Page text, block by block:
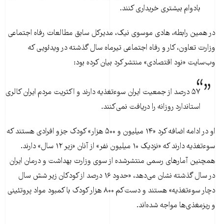
بادوام بیشتری خریداری کنند.
در همین رابطه، هادی موسوی نیک، مدیرکل سابق مطالعات رفاه اجتماعی
وزارت تعاون، کار و رفاه اجتماعی تیرماه سال گذشته در ویدئویی که
وب‌سایت «نود اقتصادی» منتشر کرد بیان کرده بود:
۵۷ درصد از جمعیت ایران سوءتغذیه دارند و اکثریت مردم ایران کالری
استاندارد روزانه را دریافت نمی‌کنند.
او در ادامه اضافه کرد «۱۴ میلیون و ۵۰۰ هزار» کودک جزو افرادی هستند که
سوء‌تغذیه دارند که «نزدیک ۱۰ میلیون نفر» از آنان «زیر ۱۲ سال» دارند.
همچنین آمارهای رسمی منتشرشده از سوی وزارت بهداشت و درمان ایران
در سال گذشته نشان می‌دهد، «حدود ۱۶ درصد از کودکان زیر شش سال
دچار سوء‌تغذیه» هستند و دست‌کم ۸۰۰ هزار کودک با کمبود مواد پروتئینی
و ریزمغذی‌ها مواجه شده‌اند.